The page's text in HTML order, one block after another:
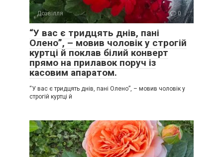
Дозвілля 0
“У вас є тридцять днів, пані
Олено”, – мовив чоловік у строгій
куртці й поклав білий конверт
прямо на прилавок поруч із
касовим апаратом.
“У вас є тридцять днів, пані Олено”, – мовив чоловік у
строгій куртці й